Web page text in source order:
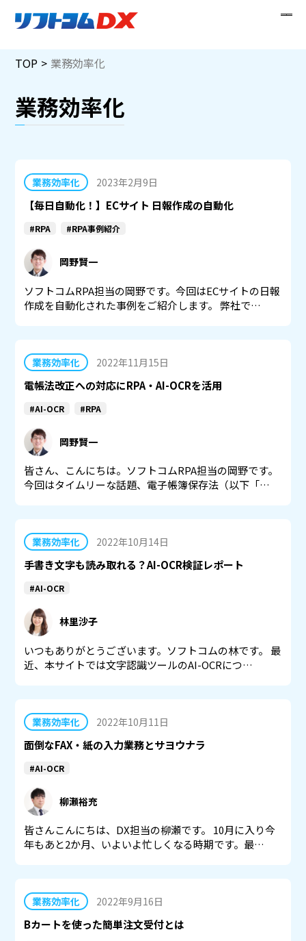
TOP 業務効率化
業務効率化
業務効率化 2023年2月9日
【毎日自動化！】ECサイト 日報作成の自動化
#RPA #RPA事例紹介
岡野賢一
ソフトコムRPA担当の岡野です。今回はECサイトの日報
作成を自動化された事例をご紹介します。 弊社で…
業務効率化 2022年11月15日
電帳法改正への対応にRPA・AI-OCRを活用
#AI-OCR #RPA
岡野賢一
皆さん、こんにちは。ソフトコムRPA担当の岡野です。
今回はタイムリーな話題、電子帳簿保存法（以下「…
業務効率化 2022年10月14日
手書き文字も読み取れる？AI-OCR検証レポート
#AI-OCR
林里沙子
いつもありがとうございます。ソフトコムの林です。 最
近、本サイトでは文字認識ツールのAI-OCRにつ…
業務効率化 2022年10月11日
面倒なFAX・紙の入力業務とサヨウナラ
#AI-OCR
柳瀬裕充
皆さんこんにちは、DX担当の柳瀬です。 10月に入り今
年もあと2か月、いよいよ忙しくなる時期です。最…
業務効率化 2022年9月16日
Bカートを使った簡単注文受付とは